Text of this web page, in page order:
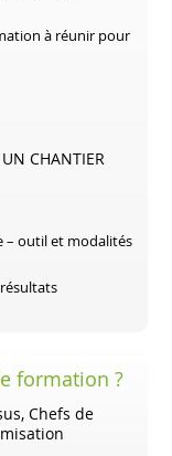
à réunir pour
CHANTIER
– outil et modalités
formation ?
Chefs de